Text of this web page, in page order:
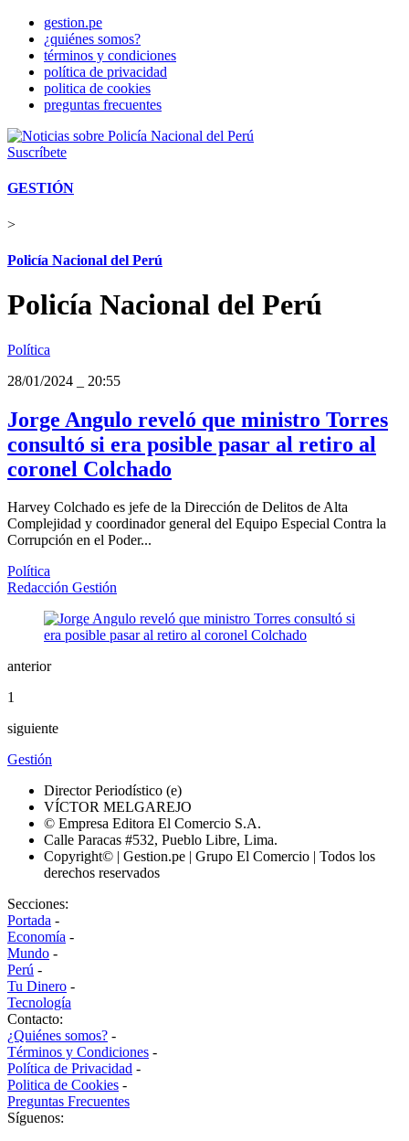
gestion.pe
¿quiénes somos?
términos y condiciones
política de privacidad
politica de cookies
preguntas frecuentes
Suscríbete
GESTIÓN
>
Policía Nacional del Perú
Policía Nacional del Perú
Política
28/01/2024
20:55
Jorge Angulo reveló que ministro Torres
consultó si era posible pasar al retiro al
coronel Colchado
Harvey Colchado es jefe de la Dirección de Delitos de Alta
Complejidad y coordinador general del Equipo Especial Contra la
Corrupción en el Poder...
Política
Redacción Gestión
anterior
1
siguiente
Gestión
Director Periodístico (e)
VÍCTOR MELGAREJO
© Empresa Editora El Comercio S.A.
Calle Paracas #532, Pueblo Libre, Lima.
Copyright© | Gestion.pe | Grupo El Comercio | Todos los
derechos reservados
Secciones:
Portada -
Economía -
Mundo -
Perú -
Tu Dinero -
Tecnología
Contacto:
¿Quiénes somos? -
Términos y Condiciones -
Política de Privacidad -
Politica de Cookies -
Preguntas Frecuentes
Síguenos: